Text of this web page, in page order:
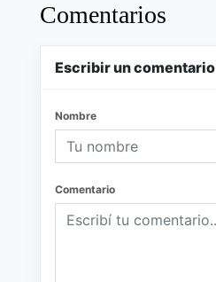
Comentarios
Escribir un comentario
Nombre
Comentario